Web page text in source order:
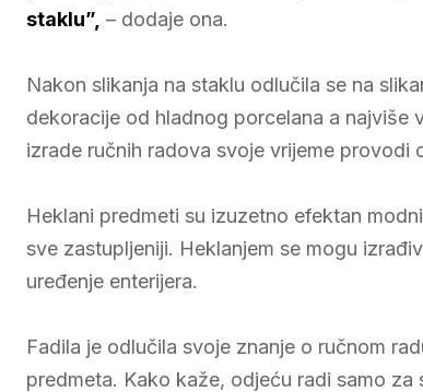
staklu”, – dodaje ona.
Nakon slikanja na staklu odlučila se na
dekoracije od hladnog porcelana a najviše
izrade ručnih radova svoje vrijeme
Heklani predmeti su izuzetno efektan
sve zastupljeniji. Heklanjem se mogu
uređenje enterijera.
Fadila je odlučila svoje znanje o ručnom
predmeta. Kako kaže, odjeću radi samo